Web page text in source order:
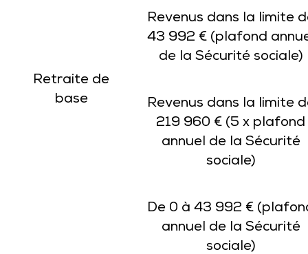
Retraite de
base
Revenus dans la limite
43 992 € (plafond
de la Sécurité sociale)
Revenus dans la limite
219 960 € (5 x plafond
annuel de la Sécurité
sociale)
De 0 à 43 992 €
annuel de la Sécurité
sociale)